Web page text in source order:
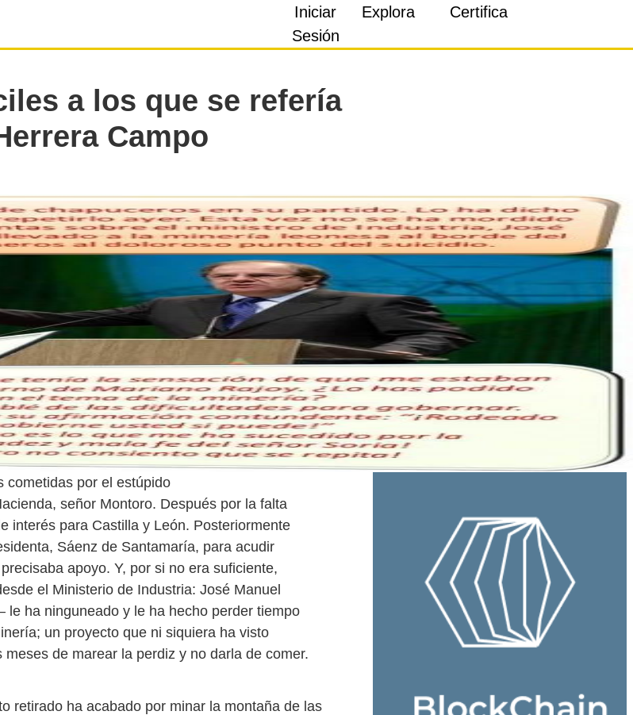
Iniciar
Sesión
Explora Certifica
a los que se refería
Campo
cometidas por el estúpido
señor Montoro. Después por la falta
interés para Castilla y León. Posteriormente
Sáenz de Santamaría, para acudir
apoyo. Y, por si no era suficiente,
el Ministerio de Industria: José Manuel
le ha ninguneado y le ha hecho perder tiempo
un proyecto que ni siquiera ha visto
meses de marear la perdiz y no darla de comer.
retirado ha acabado por minar la montaña de las